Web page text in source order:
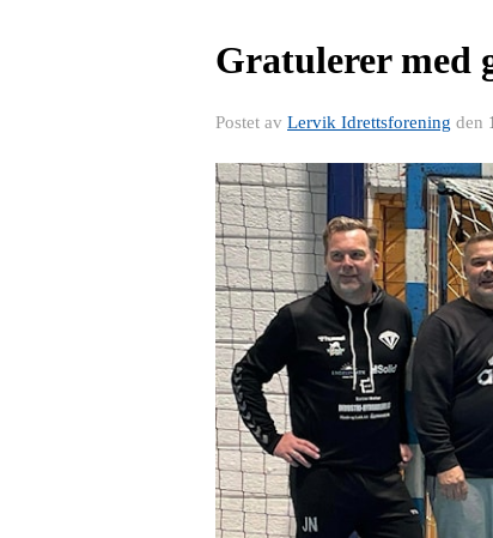
Gratulerer med
Postet av Lervik Idrettsforening den